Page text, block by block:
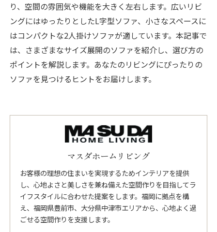
り、空間の雰囲気や機能を大きく左右します。広いリビ
ングにはゆったりとしたL字型ソファ、小さなスペースに
はコンパクトな2人掛けソファが適しています。本記事で
は、さまざまなサイズ展開のソファを紹介し、選び方の
ポイントを解説します。あなたのリビングにぴったりの
ソファを見つけるヒントをお届けします。
マスダホームリビング
お客様の理想の住まいを実現するためインテリアを提供
し、心地よさと美しさを兼ね備えた空間作りを目指してラ
イフスタイルに合わせた提案をします。福岡に拠点を構
え、福岡県豊前市、大分県中津市エリアから、心地よく過
ごせる空間作りを支援します。